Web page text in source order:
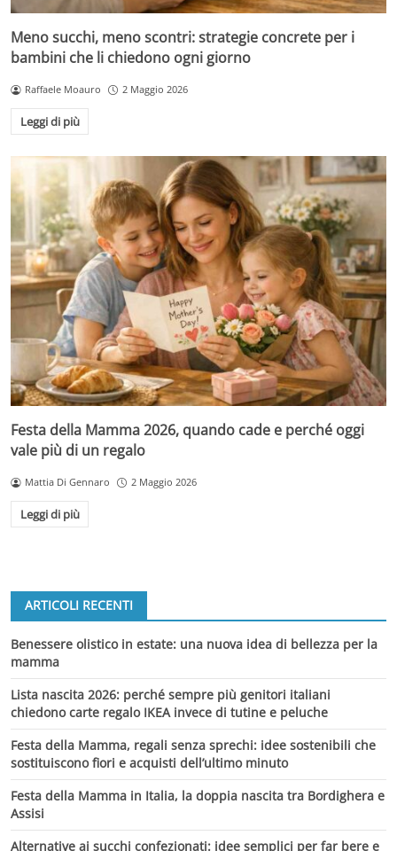
Meno succhi, meno scontri: strategie concrete per i
bambini che li chiedono ogni giorno
Raffaele Moauro 2 Maggio 2026
Leggi di più
Festa della Mamma 2026, quando cade e perché oggi
vale più di un regalo
Mattia Di Gennaro 2 Maggio 2026
Leggi di più
ARTICOLI RECENTI
Benessere olistico in estate: una nuova idea di bellezza per la
mamma
Lista nascita 2026: perché sempre più genitori italiani
chiedono carte regalo IKEA invece di tutine e peluche
Festa della Mamma, regali senza sprechi: idee sostenibili che
sostituiscono fiori e acquisti dell’ultimo minuto
Festa della Mamma in Italia, la doppia nascita tra Bordighera e
Assisi
Alternative ai succhi confezionati: idee semplici per far bere e